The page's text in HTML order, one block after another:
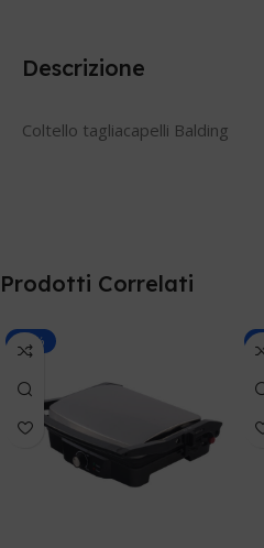
Descrizione
Coltello tagliacapelli Balding
Prodotti Correlati
-30%